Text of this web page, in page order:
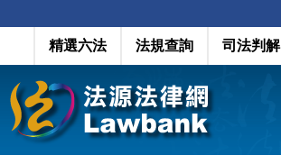
精選六法 法規查詢 司法判解